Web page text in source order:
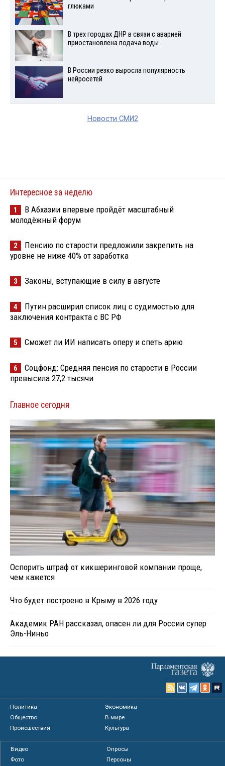
глюками
В трех городах ДНР в связи с аварией
приостановлена подача воды
В России резко выросла популярность
нейросетей
Новости СМИ2
Интересное за неделю
1
В Абхазии впервые пройдёт масштабный
молодёжный форум
2
Пенсию по старости предложили закрепить на
уровне не ниже 40% от заработка
3 Законы, вступающие в силу в августе
4
Путин расширил список лиц с судимостью для
заключения контракта с ВС РФ
5 Сможет ли ИИ написать оперу и спеть арию
6
Соцфонд: Средняя пенсия по старости в России
превысила 27,2 тысячи
Главное сегодня
Оспорить штраф от кикшеринговой компании проще,
чем кажется
Что будет построено в Крыму в 2026 году
Академик РАН рассказал, опасен ли для России супер
Эль-Ниньо
Политика
Экономика
Общество
В мире
Происшествия
Культура
Видео
Опросы
Фото
Персоны